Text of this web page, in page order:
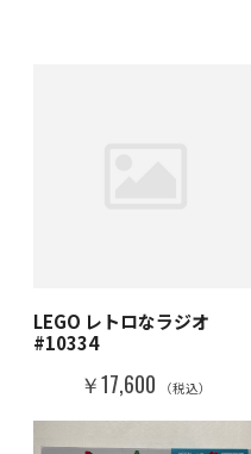
LEGO レトロなラジオ
#10334
￥17,600 （税込）